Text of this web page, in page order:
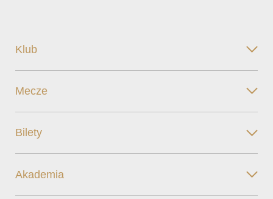
Klub
Mecze
Bilety
Akademia